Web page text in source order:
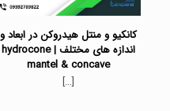
کانکیو و منتل هیدروکن در ابعاد و
اندازه های مختلف | hydrocone
mantel & concave
[…]